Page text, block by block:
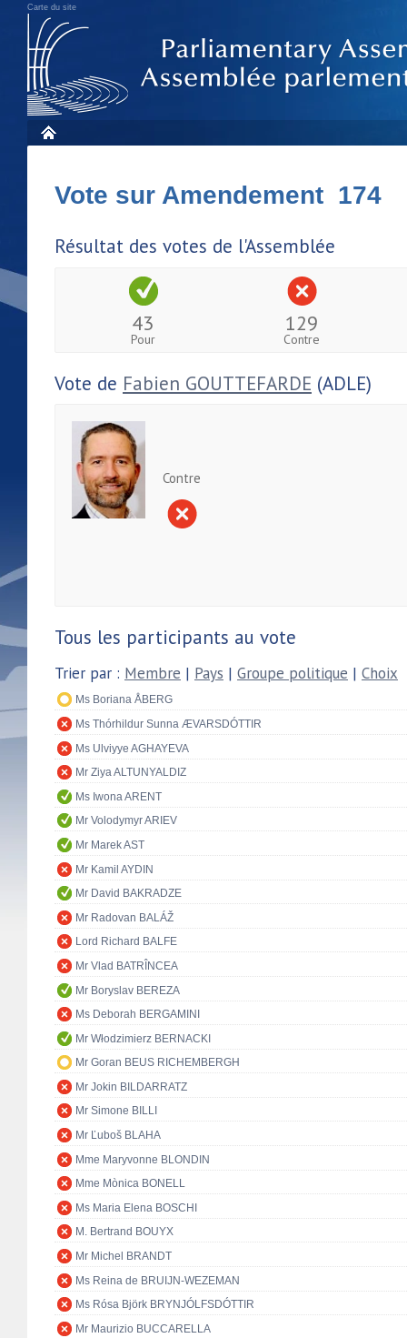
Carte du site
Vote sur Amendement 174
Résultat des votes de l'Assemblée
43
Pour
129
Contre
Vote de Fabien GOUTTEFARDE (ADLE)
Contre
Tous les participants au vote
Trier par : Membre | Pays | Groupe politique | Choix
Ms Boriana ÅBERG
Ms Thórhildur Sunna ÆVARSDÓTTIR
Ms Ulviyye AGHAYEVA
Mr Ziya ALTUNYALDIZ
Ms Iwona ARENT
Mr Volodymyr ARIEV
Mr Marek AST
Mr Kamil AYDIN
Mr David BAKRADZE
Mr Radovan BALÁŽ
Lord Richard BALFE
Mr Vlad BATRÎNCEA
Mr Boryslav BEREZA
Ms Deborah BERGAMINI
Mr Włodzimierz BERNACKI
Mr Goran BEUS RICHEMBERGH
Mr Jokin BILDARRATZ
Mr Simone BILLI
Mr Ľuboš BLAHA
Mme Maryvonne BLONDIN
Mme Mònica BONELL
Ms Maria Elena BOSCHI
M. Bertrand BOUYX
Mr Michel BRANDT
Ms Reina de BRUIJN-WEZEMAN
Ms Rósa Björk BRYNJÓLFSDÓTTIR
Mr Maurizio BUCCARELLA